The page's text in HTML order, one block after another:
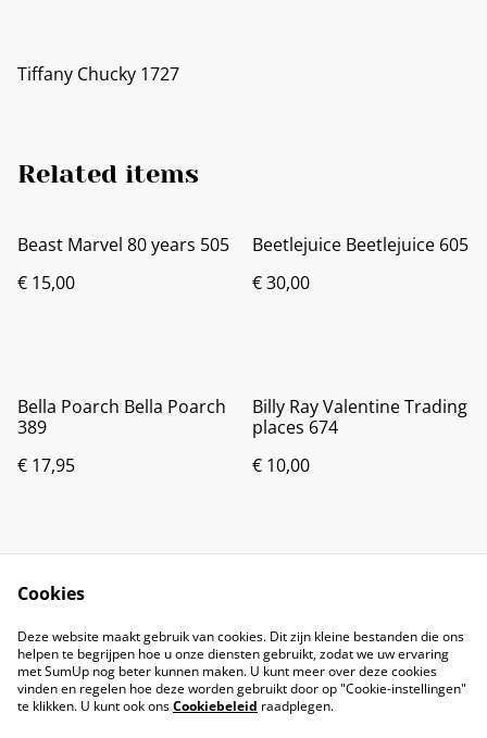
Tiffany Chucky 1727
Related items
Beast Marvel 80 years 505
€ 15,00
Beetlejuice Beetlejuice 605
€ 30,00
Bella Poarch Bella Poarch
389
€ 17,95
Billy Ray Valentine Trading
places 674
€ 10,00
Cookies
Deze website maakt gebruik van cookies. Dit zijn kleine bestanden die ons
helpen te begrijpen hoe u onze diensten gebruikt, zodat we uw ervaring
met SumUp nog beter kunnen maken. U kunt meer over deze cookies
vinden en regelen hoe deze worden gebruikt door op "Cookie-instellingen"
te klikken. U kunt ook onsCookiebeleid raadplegen.